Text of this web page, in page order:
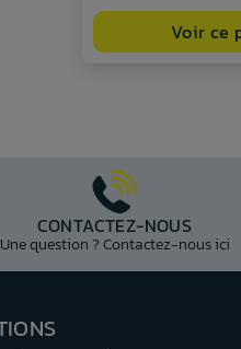
Voir ce
CONTACTEZ-NOUS
Une question ? Contactez-nous ici